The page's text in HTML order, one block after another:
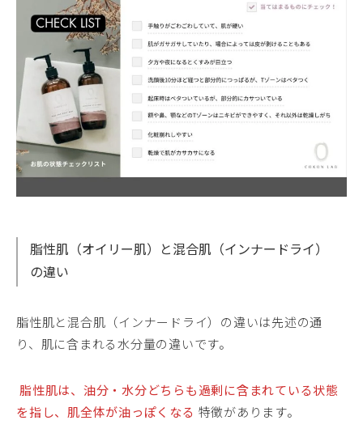
脂性肌（オイリー肌）と混合肌（インナードライ）
の違い
脂性肌と混合肌（インナードライ）の違いは先述の通
り、肌に含まれる水分量の違いです。
脂性肌は、油分・水分どちらも過剰に含まれている状態
を指し、肌全体が油っぽくなる 特徴があります。